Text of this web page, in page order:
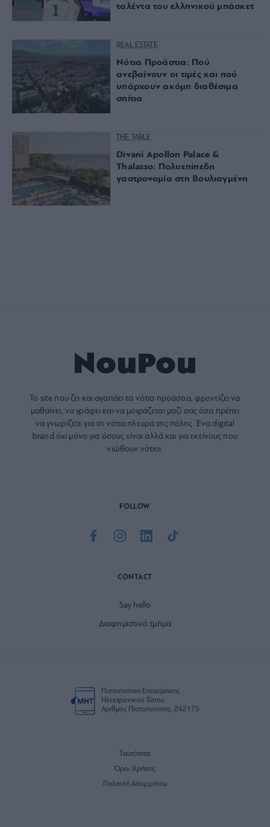
ταλέντα του ελληνικού μπάσκετ
REAL ESTATE
Νότια Προάστια: Πού
ανεβαίνουν οι τιμές και πού
υπάρχουν ακόμη διαθέσιμα
σπίτια
THE TABLE
Divani Apollon Palace &
Thalasso: Πολυεπίπεδη
γαστρονομία στη Βουλιαγμένη
Το site που ζει και αγαπάει τα νότια προάστια, φροντίζει να
μαθαίνει, να γράφει και να μοιράζεται μαζί σας όσα πρέπει
να γνωρίζετε για τη νότια πλευρά της πόλης. Ένα digital
brand όχι μόνο για όσους είναι αλλά και για εκείνους που
νιώθουν νότιοι.
FOLLOW
CONTACT
Say hello
Διαφημιστικό τμήμα
Πιστοποίηση Επιχείρησης
Ηλεκτρονικού Τύπου
Αριθμός Πιστοποίησης: 242175
Ταυτότητα
Όροι Χρήσης
Πολιτική Απορρήτου